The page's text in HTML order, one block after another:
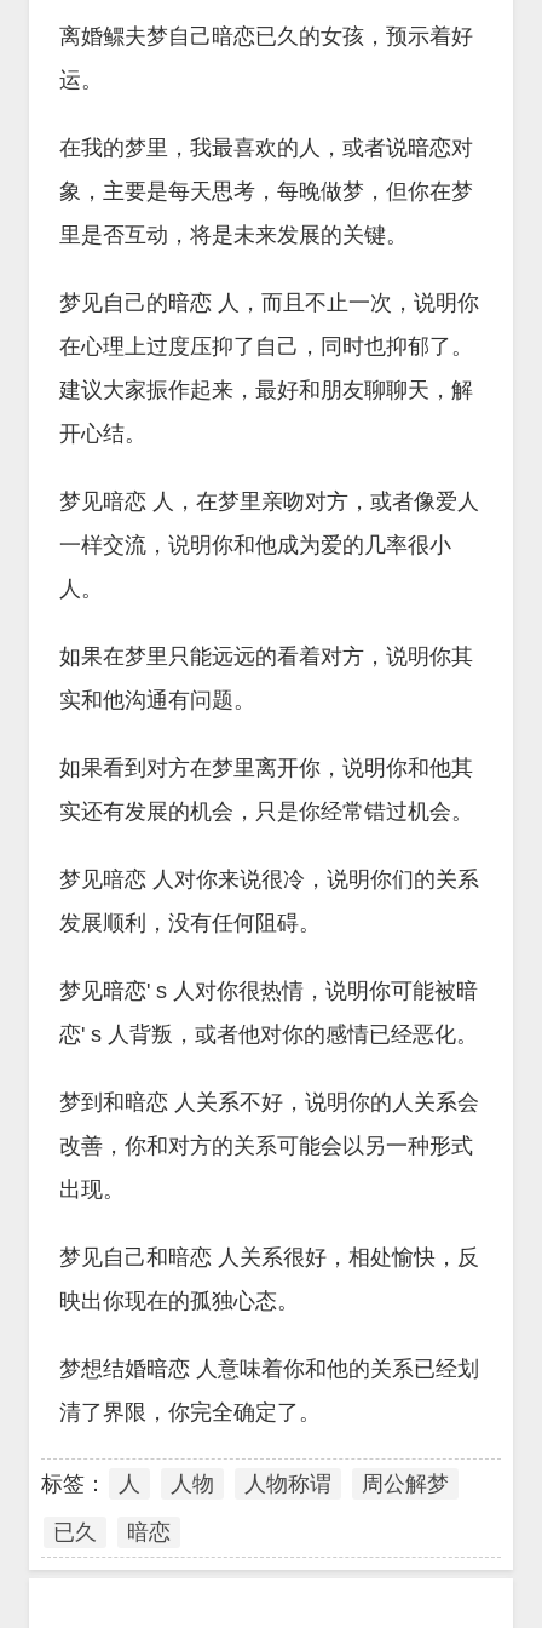
离婚鳏夫梦自己暗恋已久的女孩，预示着好
运。
在我的梦里，我最喜欢的人，或者说暗恋对
象，主要是每天思考，每晚做梦，但你在梦
里是否互动，将是未来发展的关键。
梦见自己的暗恋 人，而且不止一次，说明你
在心理上过度压抑了自己，同时也抑郁了。
建议大家振作起来，最好和朋友聊聊天，解
开心结。
梦见暗恋 人，在梦里亲吻对方，或者像爱人
一样交流，说明你和他成为爱的几率很小
人。
如果在梦里只能远远的看着对方，说明你其
实和他沟通有问题。
如果看到对方在梦里离开你，说明你和他其
实还有发展的机会，只是你经常错过机会。
梦见暗恋 人对你来说很冷，说明你们的关系
发展顺利，没有任何阻碍。
梦见暗恋' s 人对你很热情，说明你可能被暗
恋' s 人背叛，或者他对你的感情已经恶化。
梦到和暗恋 人关系不好，说明你的人关系会
改善，你和对方的关系可能会以另一种形式
出现。
梦见自己和暗恋 人关系很好，相处愉快，反
映出你现在的孤独心态。
梦想结婚暗恋 人意味着你和他的关系已经划
清了界限，你完全确定了。
标签： 人 人物 人物称谓
周公解梦
已久
暗恋